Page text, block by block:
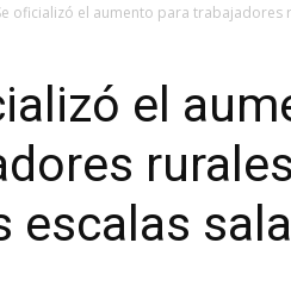
oficializó el aumento para trabajadores
el
escalas